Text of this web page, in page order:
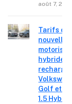
août 7,
Tarifs
nouvelles
hybrides
Golf et T-
1.5 Hybrid